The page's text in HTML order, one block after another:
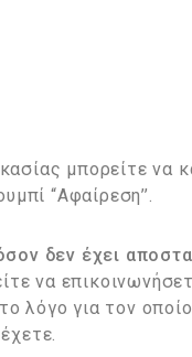
μπορείτε να
“Αφαίρεση’’.
δεν έχει
να
λόγο για τον